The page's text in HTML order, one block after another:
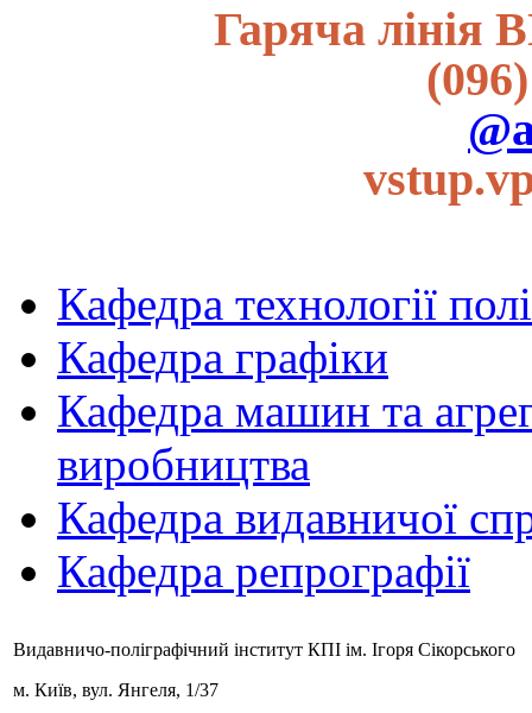
Гаряча лінія
Кафедра технології
Кафедра графіки
Кафедра машин та
виробництва
Кафедра видавничої
Кафедра репрографії
Видавничо-поліграфічний інститут КПІ ім. Ігоря Сікорського
м. Київ, вул. Янгеля, 1/37